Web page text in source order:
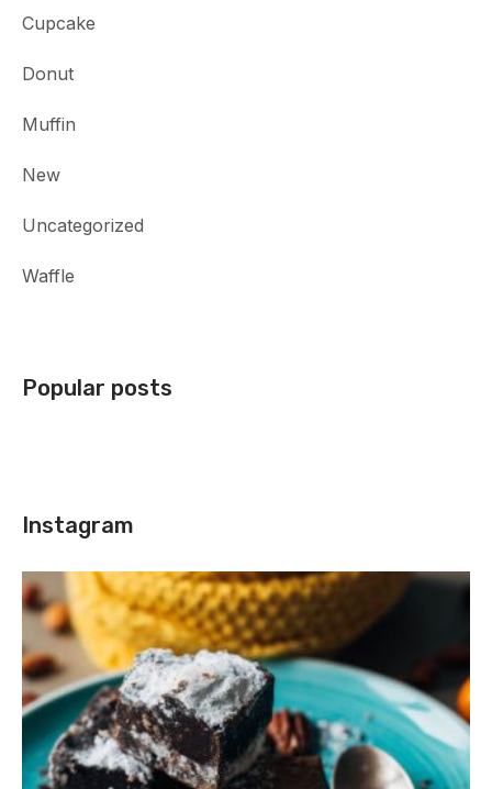
Cupcake
Donut
Muffin
New
Uncategorized
Waffle
Popular posts
Instagram